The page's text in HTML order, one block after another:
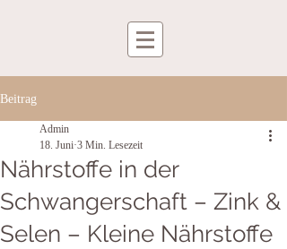
Beitrag
Nährstoffe in der
Schwangerschaft – Zink &
Selen – Kleine Nährstoffe
Admin
18. Juni 3 Min. Lesezeit